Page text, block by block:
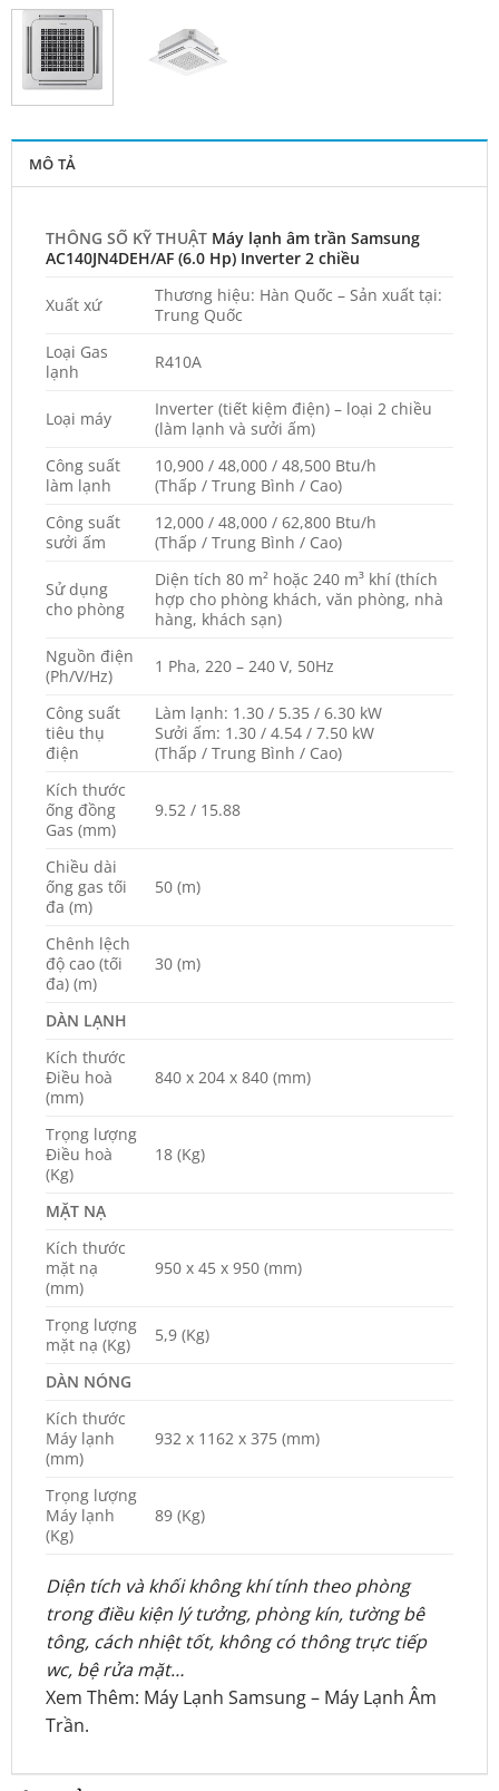
MÔ TẢ
THÔNG SỐ KỸ THUẬT Máy lạnh âm trần Samsung
AC140JN4DEH/AF (6.0 Hp) Inverter 2 chiều
Xuất xứ
Thương hiệu: Hàn Quốc – Sản xuất tại:
Trung Quốc
Loại Gas
lạnh
R410A
Loại máy
Inverter (tiết kiệm điện) – loại 2 chiều
(làm lạnh và sưởi ấm)
Công suất
làm lạnh
10,900 / 48,000 / 48,500 Btu/h
(Thấp / Trung Bình / Cao)
Công suất
sưởi ấm
12,000 / 48,000 / 62,800 Btu/h
(Thấp / Trung Bình / Cao)
Sử dụng
cho phòng
Diện tích 80 m² hoặc 240 m³ khí (thích
hợp cho phòng khách, văn phòng, nhà
hàng, khách sạn)
Nguồn điện
(Ph/V/Hz)
1 Pha, 220 – 240 V, 50Hz
Công suất
tiêu thụ
điện
Làm lạnh: 1.30 / 5.35 / 6.30 kW
Sưởi ấm: 1.30 / 4.54 / 7.50 kW
(Thấp / Trung Bình / Cao)
Kích thước
ống đồng
Gas (mm)
9.52 / 15.88
Chiều dài
ống gas tối
đa (m)
50 (m)
Chênh lệch
độ cao (tối
đa) (m)
30 (m)
DÀN LẠNH
Kích thước
Điều hoà
(mm)
840 x 204 x 840 (mm)
Trọng lượng
Điều hoà
(Kg)
18 (Kg)
MẶT NẠ
Kích thước
mặt nạ
(mm)
950 x 45 x 950 (mm)
Trọng lượng
mặt nạ (Kg)
5,9 (Kg)
DÀN NÓNG
Kích thước
Máy lạnh
(mm)
932 x 1162 x 375 (mm)
Trọng lượng
Máy lạnh
(Kg)
89 (Kg)
Diện tích và khối không khí tính theo phòng
trong điều kiện lý tưởng, phòng kín, tường bê
tông, cách nhiệt tốt, không có thông trực tiếp
wc, bệ rửa mặt…
Xem Thêm: Máy Lạnh Samsung– Máy Lạnh Âm
Trần.